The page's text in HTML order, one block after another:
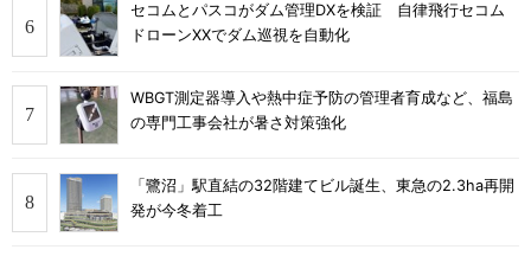
セコムとパスコがダム管理DXを検証 自律飛行セコム
ドローンXXでダム巡視を自動化
WBGT測定器導入や熱中症予防の管理者育成など、福島
の専門工事会社が暑さ対策強化
「鷺沼」駅直結の32階建てビル誕生、東急の2.3ha再開
発が今冬着工